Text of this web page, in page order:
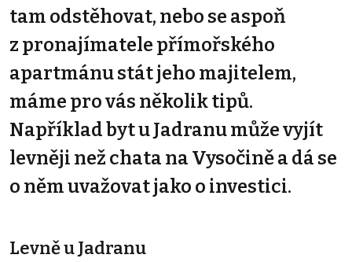
tam odstěhovat, nebo se aspoň
z pronajímatele přímořského
apartmánu stát jeho majitelem,
máme pro vás několik tipů.
Například byt u Jadranu může vyjít
levněji než chata na Vysočině a dá se
o něm uvažovat jako o investici.
Levně u Jadranu